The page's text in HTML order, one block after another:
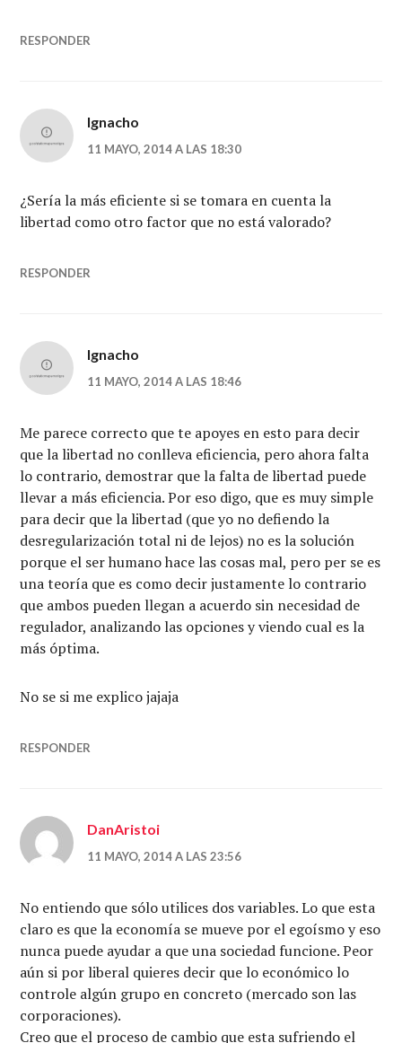
RESPONDER
Ignacho
11 MAYO, 2014 A LAS 18:30
¿Sería la más eficiente si se tomara en cuenta la
libertad como otro factor que no está valorado?
RESPONDER
Ignacho
11 MAYO, 2014 A LAS 18:46
Me parece correcto que te apoyes en esto para decir
que la libertad no conlleva eficiencia, pero ahora falta
lo contrario, demostrar que la falta de libertad puede
llevar a más eficiencia. Por eso digo, que es muy simple
para decir que la libertad (que yo no defiendo la
desregularización total ni de lejos) no es la solución
porque el ser humano hace las cosas mal, pero per se es
una teoría que es como decir justamente lo contrario
que ambos pueden llegan a acuerdo sin necesidad de
regulador, analizando las opciones y viendo cual es la
más óptima.
No se si me explico jajaja
RESPONDER
DanAristoi
11 MAYO, 2014 A LAS 23:56
No entiendo que sólo utilices dos variables. Lo que esta
claro es que la economía se mueve por el egoísmo y eso
nunca puede ayudar a que una sociedad funcione. Peor
aún si por liberal quieres decir que lo económico lo
controle algún grupo en concreto (mercado son las
corporaciones).
Creo que el proceso de cambio que esta sufriendo el